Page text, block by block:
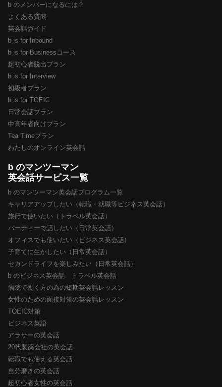
b のメンバーになるには？
よくある質問
英会話ガイド
b is for Inbound
b is for Businessコース
超初心者脱出プラン
b is for Interview
初級者プラン
b is for TOEIC
日常会話プラン
中高年者向けプラン
Tea Timeプラン
わたしのオンライン英会話
b のマンツーマン
英会話サービス一覧
b のマンツーマン英会話プログラム一覧
キャリアアップしたい（転職・就職等ビジネス英会話）
旅行で使いたい（トラベル英会話）
パーティーで話したい（日常英会話）
オフィスでも使いたい（ビジネス英会話）
子育てに生かしたい（日常英会話）
セカンドライフを楽しみたい（日常英会話）
b のビジネス英会話 トラベル英会話
病院で働く方の為の短期英会話レッスン
女性のための面接対策の英会話レッスン
TOEIC対策
ビジネス英語
アラサーの英会話
20代製薬会社の英会話
転職でも使える英会話
自分磨きの英会話
超初心者女性の英会話